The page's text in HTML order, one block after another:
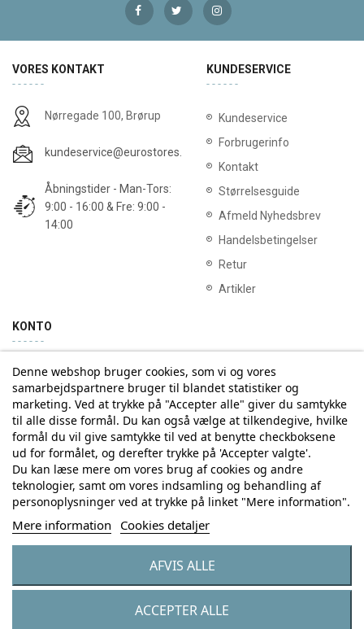
VORES KONTAKT
Nørregade 100, Brørup
kundeservice@eurostores.dk
Åbningstider - Man-Tors:
9:00 - 16:00 & Fre: 9:00 -
14:00
KUNDESERVICE
Kundeservice
Forbrugerinfo
Kontakt
Størrelsesguide
Afmeld Nyhedsbrev
Handelsbetingelser
Retur
Artikler
KONTO
Min konto Ordrehistorik
Tilmelding til Nyhedsbrev
Vi deler aldrig din email-adresse med tredjepart
Tilmeld
Denne webshop bruger cookies, som vi og vores
samarbejdspartnere bruger til blandet statistiker og
marketing. Ved at trykke på "Accepter alle" giver du samtykke
til alle disse formål. Du kan også vælge at tilkendegive, hvilke
formål du vil give samtykke til ved at benytte checkboksene
ud for formålet, og derefter trykke på 'Accepter valgte'.
Du kan læse mere om vores brug af cookies og andre
teknologier, samt om vores indsamling og behandling af
personoplysninger ved at trykke på linket "Mere information".
Mere information Cookies detaljer
AFVIS ALLE
ACCEPTER ALLE